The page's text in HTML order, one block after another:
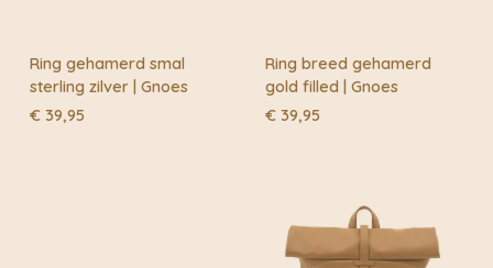
Ring gehamerd smal
sterling zilver | Gnoes
€ 39,95
Ring breed gehamerd
gold filled | Gnoes
€ 39,95